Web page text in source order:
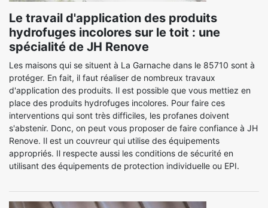
Le travail d'application des produits
hydrofuges incolores sur le toit : une
spécialité de JH Renove
Les maisons qui se situent à La Garnache dans le 85710 sont à
protéger. En fait, il faut réaliser de nombreux travaux
d'application des produits. Il est possible que vous mettiez en
place des produits hydrofuges incolores. Pour faire ces
interventions qui sont très difficiles, les profanes doivent
s'abstenir. Donc, on peut vous proposer de faire confiance à JH
Renove. Il est un couvreur qui utilise des équipements
appropriés. Il respecte aussi les conditions de sécurité en
utilisant des équipements de protection individuelle ou EPI.